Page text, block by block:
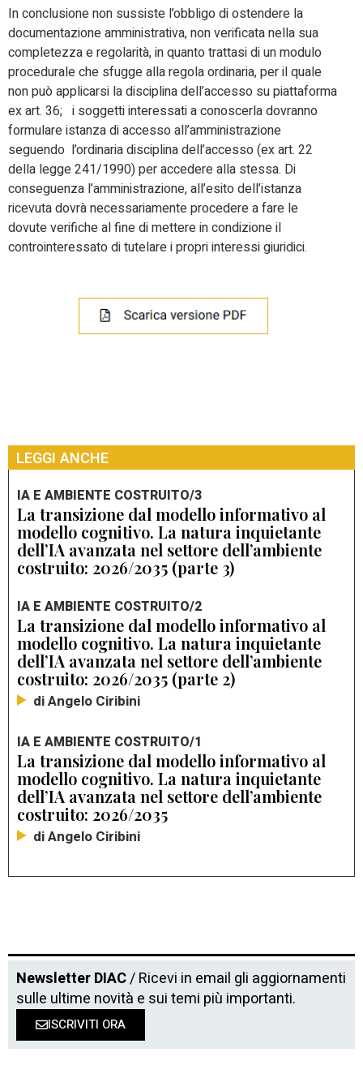
In conclusione non sussiste l’obbligo di ostendere la
documentazione amministrativa, non verificata nella sua
completezza e regolarità, in quanto trattasi di un modulo
procedurale che sfugge alla regola ordinaria, per il quale
non può applicarsi la disciplina dell’accesso su piattaforma
ex art. 36; i soggetti interessati a conoscerla dovranno
formulare istanza di accesso all’amministrazione
seguendo l’ordinaria disciplina dell’accesso (ex art. 22
della legge 241/1990) per accedere alla stessa. Di
conseguenza l’amministrazione, all’esito dell’istanza
ricevuta dovrà necessariamente procedere a fare le
dovute verifiche al fine di mettere in condizione il
controinteressato di tutelare i propri interessi giuridici.
LEGGI ANCHE
IA E AMBIENTE COSTRUITO/3
La transizione dal modello informativo al
modello cognitivo. La natura inquietante
dell’IA avanzata nel settore dell’ambiente
costruito: 2026/2035 (parte 3)
IA E AMBIENTE COSTRUITO/2
La transizione dal modello informativo al
modello cognitivo. La natura inquietante
dell’IA avanzata nel settore dell’ambiente
costruito: 2026/2035 (parte 2)
di Angelo Ciribini
IA E AMBIENTE COSTRUITO/1
La transizione dal modello informativo al
modello cognitivo. La natura inquietante
dell’IA avanzata nel settore dell’ambiente
costruito: 2026/2035
di Angelo Ciribini
Newsletter DIAC/ Ricevi in email gli aggiornamenti
sulle ultime novità e sui temi più importanti.
ISCRIVITI ORA